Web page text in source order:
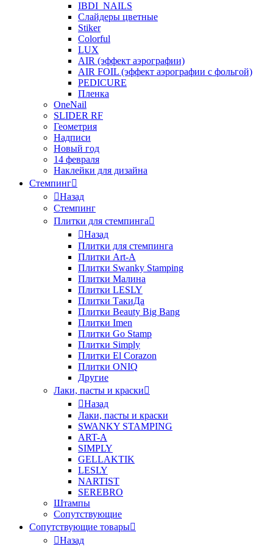
IBDI_NAILS
Слайдеры цветные
Stiker
Colorful
LUX
AIR (эффект аэрографии)
AIR FOIL (эффект аэрографии с фольгой)
PEDICURE
Пленка
OneNail
SLIDER RF
Геометрия
Надписи
Новый год
14 февраля
Наклейки для дизайна
Стемпинг
Назад
Стемпинг
Плитки для стемпинга
Назад
Плитки для стемпинга
Плитки Art-A
Плитки Swanky Stamping
Плитки Малина
Плитки LESLY
Плитки ТакиДа
Плитки Beauty Big Bang
Плитки Imen
Плитки Go Stamp
Плитки Simply
Плитки El Corazon
Плитки ONIQ
Другие
Лаки, пасты и краски
Назад
Лаки, пасты и краски
SWANKY STAMPING
ART-A
SIMPLY
GELLAKTIK
LESLY
NARTIST
SEREBRO
Штампы
Сопутствующие
Сопутствующие товары
Назад